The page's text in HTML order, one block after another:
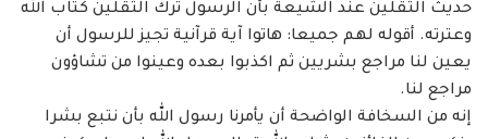
حديث الثقلين عند الشيعة بأن الرسول ترك الثقلين كتاب الله
‏وعترته. أقوله لهم جميعا: هاتوا آية قرآنية تجيز للرسول أن
يعين لنا مراجع بشريين ثم اكذبوا بعده ‏وعينوا من تشاؤون
مراجع لنا. ‏
إنه من السخافة الواضحة أن يأمرنا رسول الله بأن نتبع بشرا